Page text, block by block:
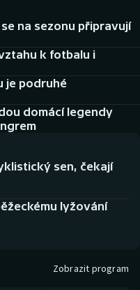
na sezonu připravují
k fotbalu i
je podruhé
domácí legendy
sen, čekají
lyžování
Zobrazit program